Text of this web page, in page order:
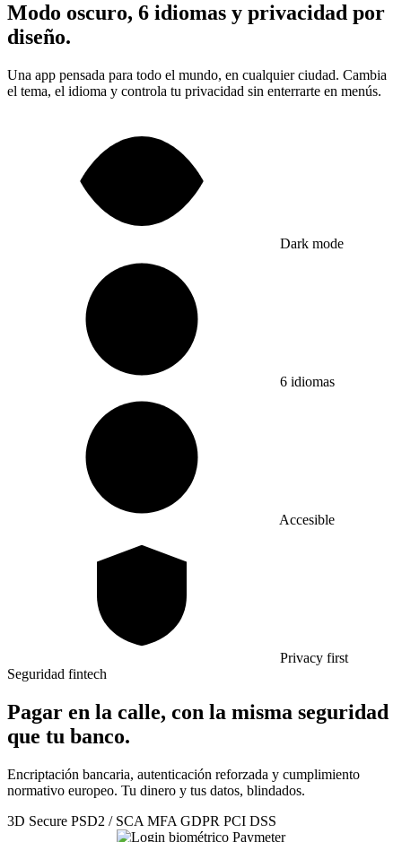
Modo oscuro, 6 idiomas y privacidad por
diseño.
Una app pensada para todo el mundo, en cualquier ciudad. Cambia
el tema, el idioma y controla tu privacidad sin enterrarte en menús.
Dark mode
6 idiomas
Accesible
Privacy first
Seguridad fintech
Pagar en la calle, con la misma seguridad
que tu banco.
Encriptación bancaria, autenticación reforzada y cumplimiento
normativo europeo. Tu dinero y tus datos, blindados.
3D Secure PSD2 / SCA MFA GDPR PCI DSS